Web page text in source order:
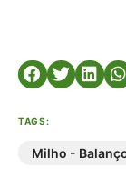
TAGS:
Milho -